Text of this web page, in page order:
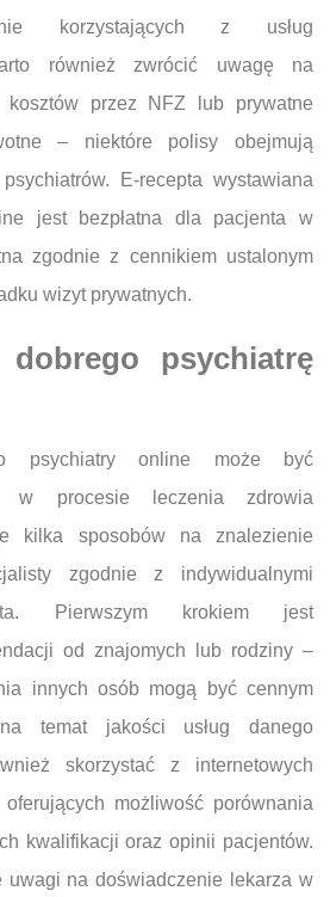
korzystających z usług
również zwrócić uwagę na
kosztów przez NFZ lub prywatne
– niektóre polisy obejmują
E-recepta wystawiana
jest bezpłatna dla pacjenta w
zgodnie z cennikiem ustalonym
wizyt prywatnych.
psychiatrę
psychiatry online może być
w procesie leczenia zdrowia
kilka sposobów na znalezienie
zgodnie z indywidualnymi
Pierwszym krokiem jest
od znajomych lub rodziny –
innych osób mogą być cennym
temat jakości usług danego
skorzystać z internetowych
możliwość porównania
kwalifikacji oraz opinii pacjentów.
uwagi na doświadczenie lekarza w